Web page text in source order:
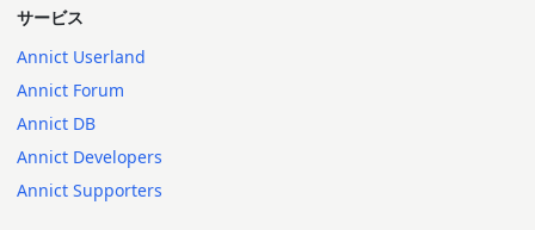
サービス
Annict Userland
Annict Forum
Annict DB
Annict Developers
Annict Supporters